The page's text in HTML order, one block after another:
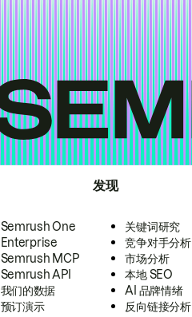
Semrush One
Enterprise
Semrush MCP
Semrush API
我们的数据
预订演示
发现
关键词研究
竞争对手分析
市场分析
本地 SEO
AI 品牌情绪
反向链接分析